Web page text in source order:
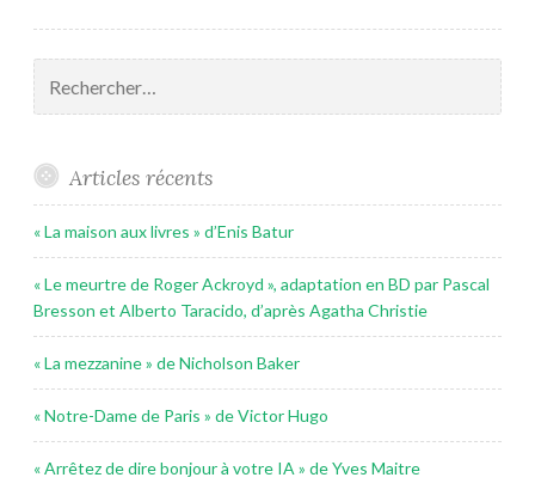
Articles récents
« La maison aux livres » d’Enis Batur
« Le meurtre de Roger Ackroyd », adaptation en BD par Pascal
Bresson et Alberto Taracido, d’après Agatha Christie
« La mezzanine » de Nicholson Baker
« Notre-Dame de Paris » de Victor Hugo
« Arrêtez de dire bonjour à votre IA » de Yves Maitre